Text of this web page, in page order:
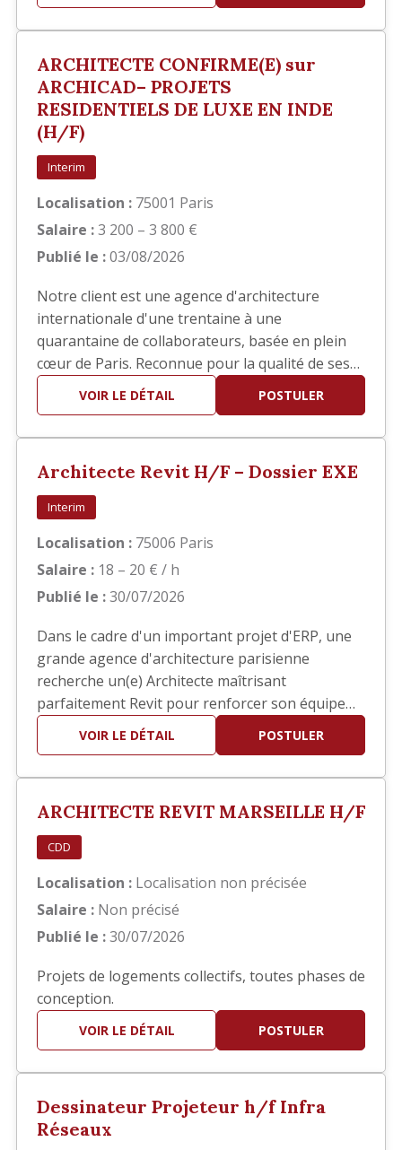
repérage. Production et mise…
ARCHITECTE CONFIRME(E) sur
ARCHICAD– PROJETS
RESIDENTIELS DE LUXE EN INDE
(H/F)
Interim
Localisation : 75001 Paris
Salaire :3 200 – 3 800 €
Publié le :03/08/2026
Notre client est une agence d'architecture
internationale d'une trentaine à une
quarantaine de collaborateurs, basée en plein
cœur de Paris. Reconnue pour la qualité de ses
réalisations, elle développe des projets
d'architecture haut de gamme en France et à
Architecte confirmé(e) pour interv…
VOIR LE DÉTAIL POSTULER
Architecte Revit H/F – Dossier EXE
Interim
Localisation : 75006 Paris
Salaire : 18 – 20 € / h
Publié le :30/07/2026
Dans le cadre d'un important projet d'ERP, une
grande agence d'architecture parisienne
recherche un(e) Architecte maîtrisant
parfaitement Revit pour renforcer son équipe
en phase EXE. Vos missions Vous interviendrez
principalement sur la réalisation des documents
repérage. Production et mis…
VOIR LE DÉTAIL POSTULER
ARCHITECTE REVIT MARSEILLE H/F
CDD
Localisation : Localisation non précisée
Salaire : Non précisé
Publié le :30/07/2026
Projets de logements collectifs, toutes phases de
conception.
VOIR LE DÉTAIL POSTULER
Dessinateur Projeteur h/f Infra
Réseaux